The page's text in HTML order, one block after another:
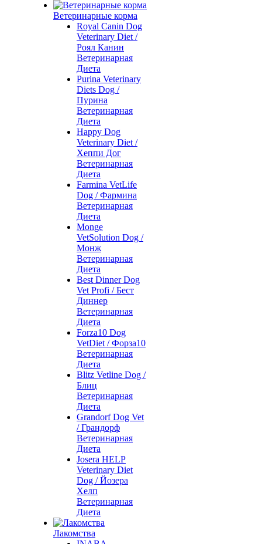
Ветеринарные корма
Royal Canin Dog
Veterinary Diet /
Роял Канин
Ветеринарная
Диета
Purina Veterinary
Diets Dog /
Пурина
Ветеринарная
Диета
Happy Dog
Veterinary Diet /
Хеппи Дог
Ветеринарная
Диета
Farmina VetLife
Dog / Фармина
Ветеринарная
Диета
Monge
VetSolution Dog /
Монж
Ветеринарная
Диета
Best Dinner Dog
Vet Profi / Бест
Диннер
Ветеринарная
Диета
Forza10 Dog
VetDiet / Форза10
Ветеринарная
Диета
Blitz Vetline Dog /
Блиц
Ветеринарная
Диета
Grandorf Dog Vet
/ Грандорф
Ветеринарная
Диета
Josera HELP
Veterinary Diet
Dog / Йозера
Хелп
Ветеринарная
Диета
Лакомства